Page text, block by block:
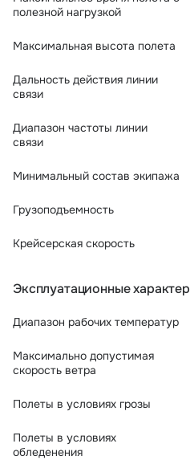
полезной нагрузкой
Максимальная высота полета
Дальность действия линии
связи
Диапазон частоты линии
связи
Минимальный состав экипажа
Грузоподъемность
Крейсерская скорость
Эксплуатационные
Диапазон рабочих температур
Максимально допустимая
скорость ветра
Полеты в условиях грозы
Полеты в условиях
обледенения